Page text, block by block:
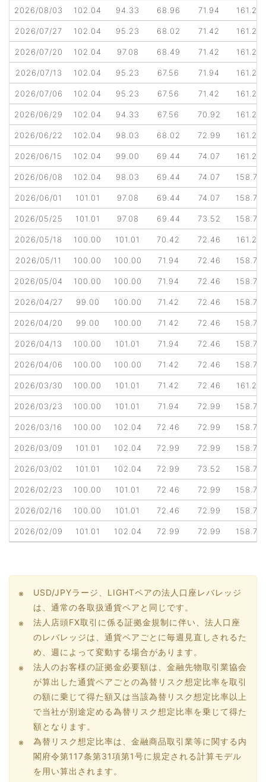
2026/08/03 102.04 94.33 68.96 71.94 161.29
2026/07/27 102.04 95.23 68.02 71.42 161.29
2026/07/20 102.04 97.08 68.49 71.42 161.29
2026/07/13 102.04 95.23 67.56 71.94 161.29
2026/07/06 102.04 95.23 67.56 71.42 161.29
2026/06/29 102.04 94.33 67.56 70.92 161.29
2026/06/22 102.04 98.03 68.02 72.99 161.29
2026/06/15 102.04 99.00 69.44 74.07 161.29
2026/06/08 102.04 98.03 69.44 74.07 158.73
2026/06/01 101.01 97.08 69.44 74.07 158.73
2026/05/25 101.01 97.08 69.44 73.52 158.73
2026/05/18 100.00 101.01 70.42 72.46 161.29
2026/05/11 100.00 100.00 71.94 72.46 158.73
2026/05/04 100.00 100.00 71.94 72.46 158.73
2026/04/27 99.00 100.00 71.42 72.46 158.73
2026/04/20 99.00 100.00 71.42 72.46 158.73
2026/04/13 100.00 101.01 71.94 72.46 158.73
2026/04/06 100.00 100.00 71.42 72.46 158.73
2026/03/30 100.00 101.01 71.42 72.46 161.29
2026/03/23 100.00 101.01 71.94 72.99 158.73
2026/03/16 100.00 102.04 72.46 72.99 158.73
2026/03/09 101.01 102.04 72.99 72.99 158.73
2026/03/02 101.01 102.04 72.99 73.52 158.73
2026/02/23 100.00 101.01 72.46 72.99 158.73
2026/02/16 100.00 101.01 72.46 72.99 158.73
2026/02/09 101.01 102.04 72.99 72.99 158.73
USD/JPYラージ、LIGHTペアの法人口座レバレッジ
は、通常の各取扱通貨ペアと同じです。
法人店頭FX取引に係る証拠金規制に伴い、法人口座
のレバレッジは、通貨ペアごとに毎週見直しされるた
め、週によって変動する場合があります。
法人のお客様の証拠金必要額は、金融先物取引業協会
が算出した通貨ペアごとの為替リスク想定比率を取引
の額に乗じて得た額又は当該為替リスク想定比率以上
で当社が別途定める為替リスク想定比率を乗じて得た
額となります。
為替リスク想定比率は、金融商品取引業等に関する内
閣府令第117条第31項第1号に規定される計算モデル
を用い算出されます。